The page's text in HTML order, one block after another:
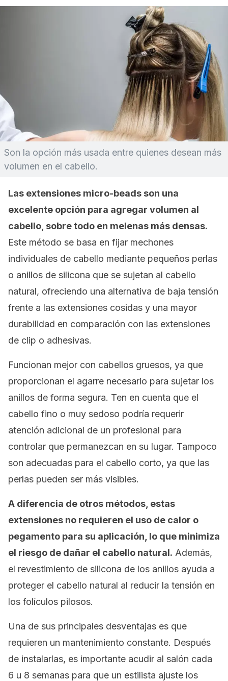
Son la opción más usada entre quienes desean más
volumen en el cabello.
Las extensiones micro-beads son una
excelente opción para agregar volumen al
cabello, sobre todo en melenas más densas.
Este método se basa en fijar mechones
individuales de cabello mediante pequeños perlas
o anillos de silicona que se sujetan al cabello
natural, ofreciendo una alternativa de baja tensión
frente a las extensiones cosidas y una mayor
durabilidad en comparación con las extensiones
de clip o adhesivas.
Funcionan mejor con cabellos gruesos, ya que
proporcionan el agarre necesario para sujetar los
anillos de forma segura. Ten en cuenta que el
cabello fino o muy sedoso podría requerir
atención adicional de un profesional para
controlar que permanezcan en su lugar. Tampoco
son adecuadas para el cabello corto, ya que las
perlas pueden ser más visibles.
A diferencia de otros métodos, estas
extensiones no requieren el uso de calor o
pegamento para su aplicación, lo que minimiza
el riesgo de dañar el cabello natural. Además,
el revestimiento de silicona de los anillos ayuda a
proteger el cabello natural al reducir la tensión en
los folículos pilosos.
Una de sus principales desventajas es que
requieren un mantenimiento constante. Después
de instalarlas, es importante acudir al salón cada
6 u 8 semanas para que un estilista ajuste los